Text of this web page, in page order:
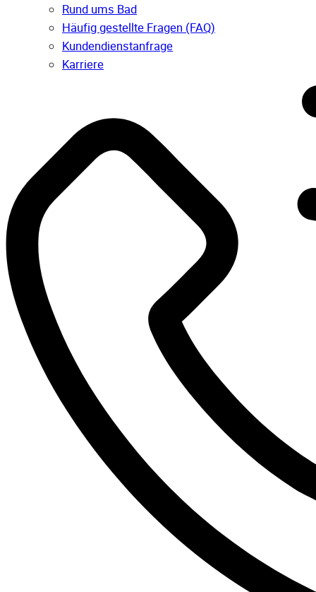
Rund ums Bad
Häufig gestellte Fragen (FAQ)
Kunden­dienst­anfrage
Karriere